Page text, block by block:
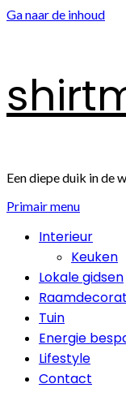
Ga naar de inhoud
Een diepe duik in de
Primair menu
Interieur
Keuken
Lokale gidsen
Tuin
Energie
Lifestyle
Contact